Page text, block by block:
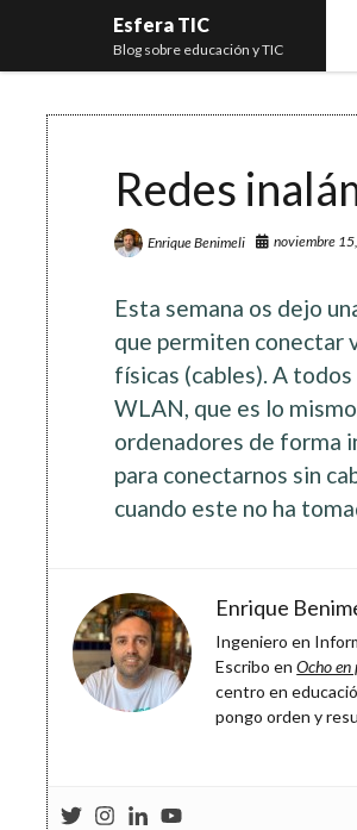
Esfera TIC
Blog sobre educación y TIC
Redes
Enrique Benimeli noviembre
Esta semana os dejo
que permiten conectar
físicas (cables). A
WLAN, que es lo
ordenadores de forma
para conectarnos sin
cuando este no ha
Enrique
Ingeniero en
Escribo enOcho en
centro en
pongo orden y